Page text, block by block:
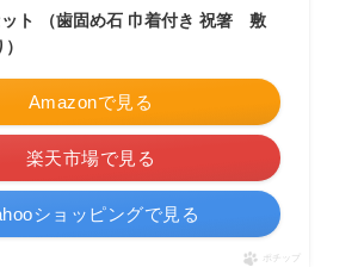
ット （歯固め石 巾着付き 祝箸 敷
Amazonで見る
楽天市場で見る
ショッピングで見る
ポチップ